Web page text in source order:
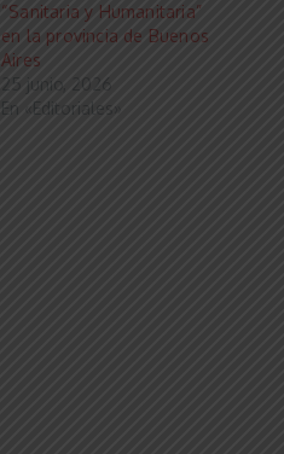
“Sanitaria y Humanitaria”
en la provincia de Buenos
Aires
25 junio, 2026
En «Editoriales»